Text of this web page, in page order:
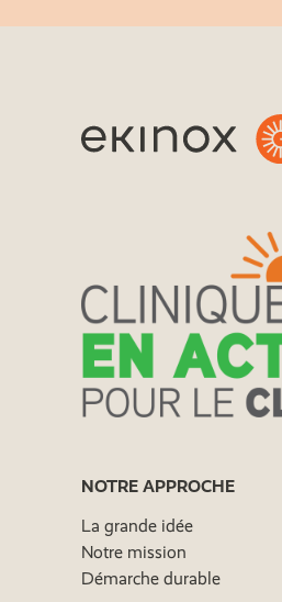
NOTRE APPROCHE
La grande idée
Notre mission
Démarche durable